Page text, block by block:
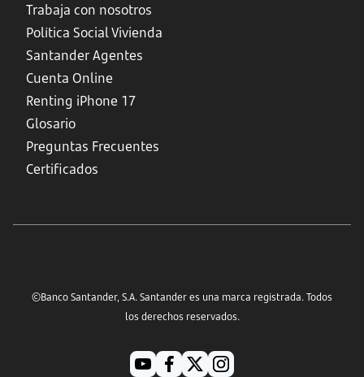
Trabaja con nosotros
Política Social Vivienda
Santander Agentes
Cuenta Online
Renting iPhone 17
Glosario
Preguntas Frecuentes
Certificados
©Banco Santander, S.A. Santander es una marca registrada. Todos
los derechos reservados.